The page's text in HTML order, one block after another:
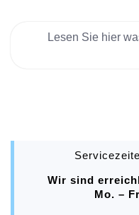
Lesen Sie hier
Wir sind
Mo. –